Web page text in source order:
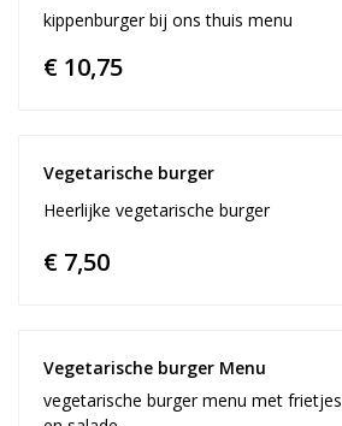
kippenburger bij ons thuis menu
€ 10,75
Vegetarische burger
Heerlijke vegetarische burger
€ 7,50
Vegetarische burger Menu
vegetarische burger menu met frietjes